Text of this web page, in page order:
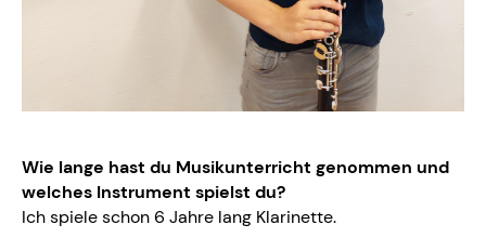
Wie lange hast du Musikunterricht genommen und
welches Instrument spielst du?
Ich spiele schon 6 Jahre lang Klarinette.